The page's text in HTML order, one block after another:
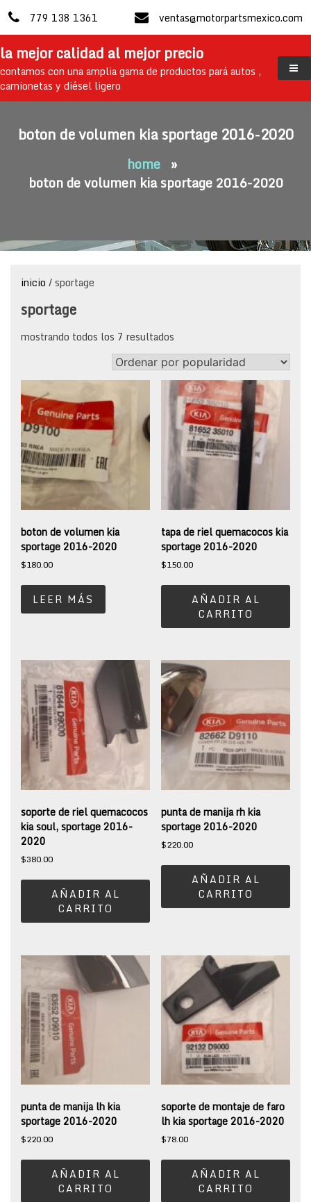
to
content
779 138 1361 ventas@motorpartsmexico.com
la mejor calidad al mejor precio
contamos con una amplia gama de productos pará autos ,
camionetas y diésel ligero
boton de volumen kia sportage 2016-2020
home »
boton de volumen kia sportage 2016-2020
inicio / sportage
sportage
mostrando todos los 7 resultados
by
popularity
boton de volumen kia
sportage 2016-2020
$180.00
LEER MÁS
tapa de riel quemacocos kia
sportage 2016-2020
$150.00
AÑADIR AL
CARRITO
soporte de riel quemacocos
kia soul, sportage 2016-
2020
$380.00
AÑADIR AL
CARRITO
punta de manija rh kia
sportage 2016-2020
$220.00
AÑADIR AL
CARRITO
punta de manija lh kia
sportage 2016-2020
$220.00
AÑADIR AL
CARRITO
soporte de montaje de faro
lh kia sportage 2016-2020
$78.00
AÑADIR AL
CARRITO